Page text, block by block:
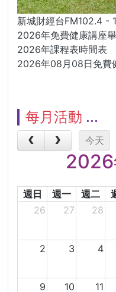
新城財經台FM102.4 -
2026年免費健康講座
2026年課程表時間表
2026年08月08日免費
每月活動
今天
2026
週日 週一 週二
26
27 28
2 3 4
9 10 11